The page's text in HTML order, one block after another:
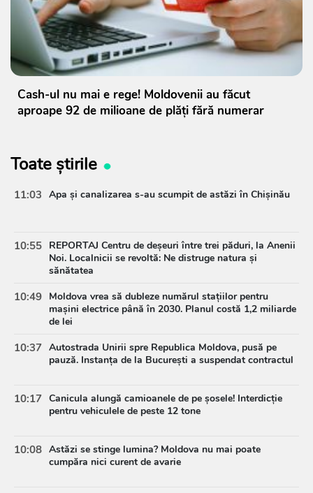
Cash-ul nu mai e rege! Moldovenii au făcut
aproape 92 de milioane de plăți fără numerar
Toate știrile
11:03 Apa și canalizarea s-au scumpit de astăzi în Chișinău
10:55 REPORTAJ Centru de deșeuri între trei păduri, la Anenii
Noi. Localnicii se revoltă: Ne distruge natura și
sănătatea
10:49 Moldova vrea să dubleze numărul stațiilor pentru
mașini electrice până în 2030. Planul costă 1,2 miliarde
de lei
10:37 Autostrada Unirii spre Republica Moldova, pusă pe
pauză. Instanța de la București a suspendat contractul
10:17 Canicula alungă camioanele de pe șosele! Interdicție
pentru vehiculele de peste 12 tone
10:08 Astăzi se stinge lumina? Moldova nu mai poate
cumpăra nici curent de avarie